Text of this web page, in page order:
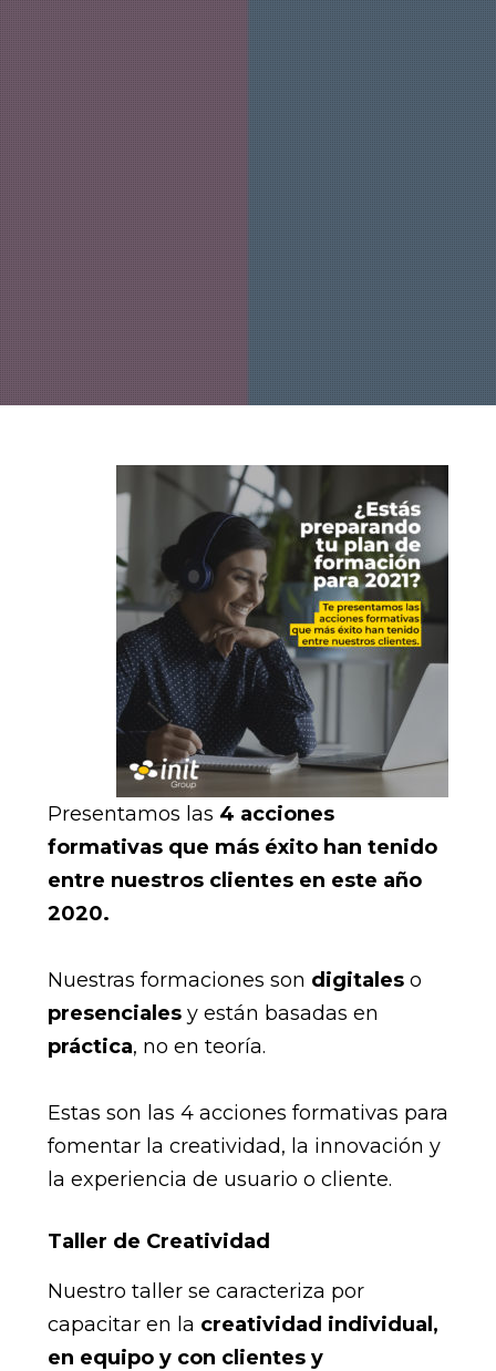
Presentamos las 4 acciones
formativas que más éxito han tenido
entre nuestros clientes en este año
2020.
Nuestras formaciones son digitales o
presenciales y están basadas en
práctica, no en teoría.
Estas son las 4 acciones formativas para
fomentar la creatividad, la innovación y
la experiencia de usuario o cliente.
Taller de Creatividad
Nuestro taller se caracteriza por
capacitar en la creatividad individual,
en equipo y con clientes y